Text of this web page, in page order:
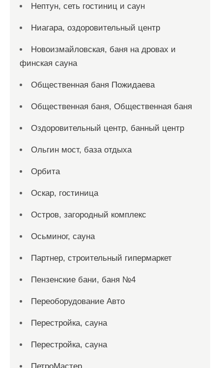
Нептун, сеть гостиниц и саун
Ниагара, оздоровительный центр
Новоизмайловская, баня на дровах и
финская сауна
Общественная баня Пожидаева
Общественная баня, Общественная баня
Оздоровительный центр, банный центр
Ольгин мост, база отдыха
Орбита
Оскар, гостиница
Остров, загородный комплекс
Осьминог, сауна
Партнер, строительный гипермаркет
Пензенские бани, баня №4
Переоборудование Авто
Перестройка, сауна
Перестройка, сауна
ПетроМастер